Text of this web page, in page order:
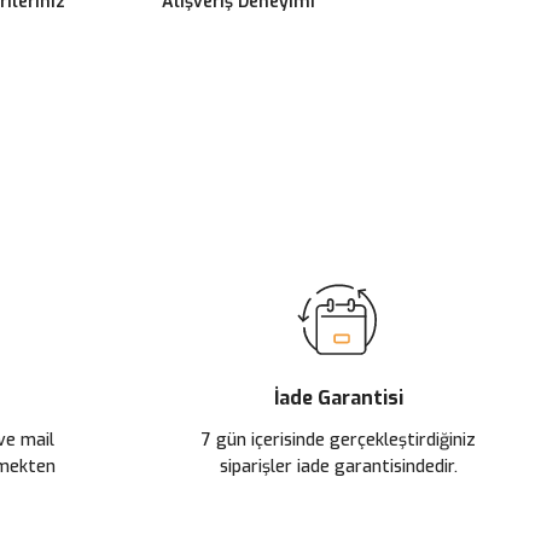
mail
İade Garantisi
7 gün içerisinde gerçekleştirdiğiniz
siparişler iade garantisindedir.